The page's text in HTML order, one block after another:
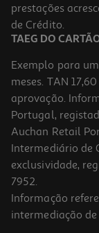
1,99 €
Lapiseira Auchan
prestações
de Crédito.
TAEG DO
Exemplo para
meses. TAN
aprovação.
Portugal,
Auchan Retail
Intermediário de
exclusividade,
7952.
Informação
intermediação